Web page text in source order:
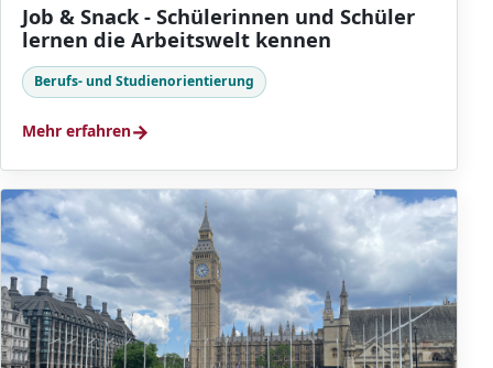
Job & Snack - Schülerinnen und Schüler
lernen die Arbeitswelt kennen
Berufs- und Studienorientierung
Mehr erfahren→